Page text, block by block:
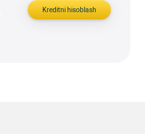
Kreditni hisoblash